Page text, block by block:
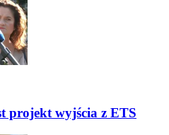
projekt wyjścia z ETS